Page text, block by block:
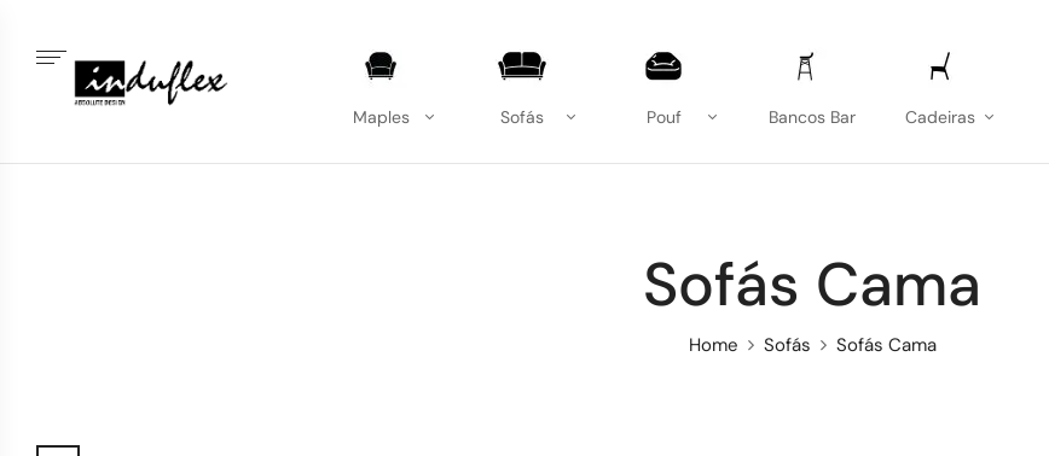
Maples Sofás Pouf Bancos Bar Cadeiras
Sofás Cama
Home Sofás Sofás Cama